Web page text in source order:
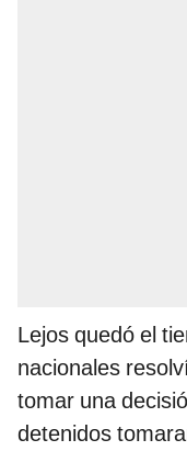
Lejos quedó el
nacionales
tomar una
detenidos